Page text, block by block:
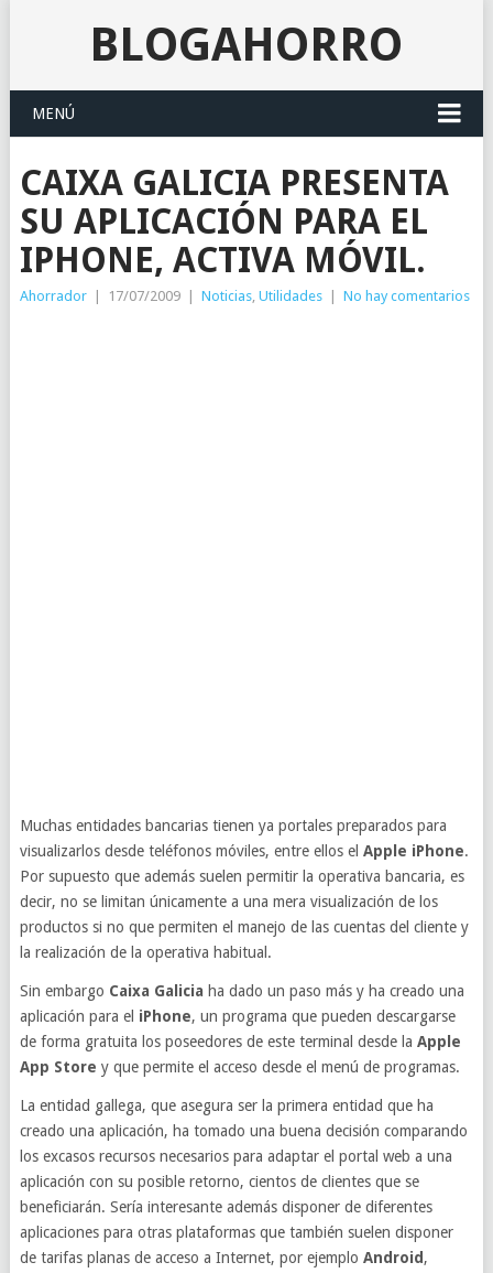
BLOGAHORRO
MENÚ
CAIXA GALICIA PRESENTA
SU APLICACIÓN PARA EL
IPHONE, ACTIVA MÓVIL.
Ahorrador 17/07/2009 Noticias, Utilidades No hay comentarios
Muchas entidades bancarias tienen ya portales preparados para
visualizarlos desde teléfonos móviles, entre ellos el Apple iPhone.
Por supuesto que además suelen permitir la operativa bancaria, es
decir, no se limitan únicamente a una mera visualización de los
productos si no que permiten el manejo de las cuentas del cliente y
la realización de la operativa habitual.
Sin embargo Caixa Galicia ha dado un paso más y ha creado una
aplicación para el iPhone, un programa que pueden descargarse
de forma gratuita los poseedores de este terminal desde la Apple
App Store y que permite el acceso desde el menú de programas.
La entidad gallega, que asegura ser la primera entidad que ha
creado una aplicación, ha tomado una buena decisión comparando
los excasos recursos necesarios para adaptar el portal web a una
aplicación con su posible retorno, cientos de clientes que se
beneficiarán. Sería interesante además disponer de diferentes
aplicaciones para otras plataformas que también suelen disponer
de tarifas planas de acceso a Internet, por ejemplo Android ,